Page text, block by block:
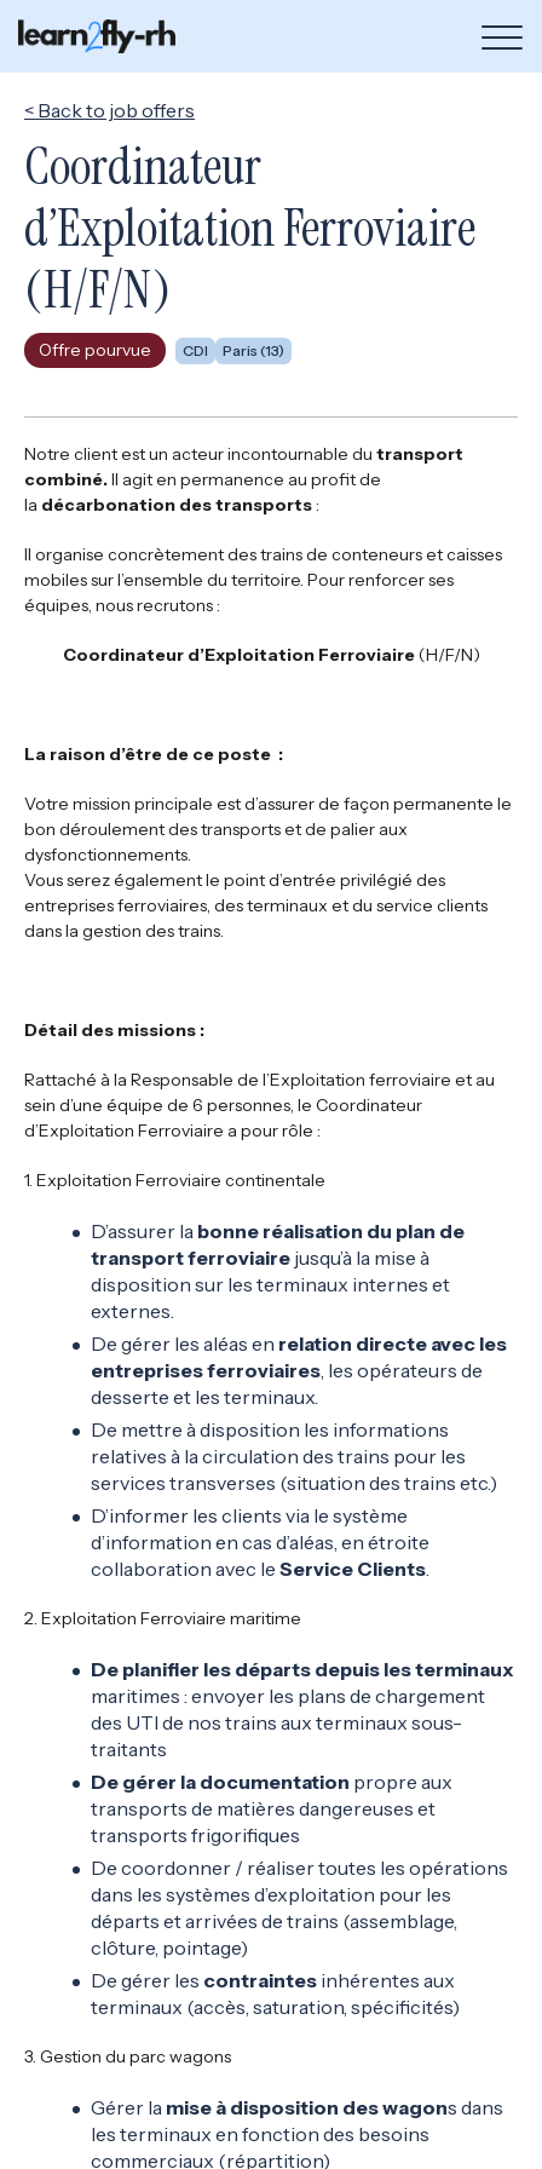
de
< Back to job offers
Coordinateur
d’Exploitation Ferroviaire
(H/F/N)
Offre pourvue CDI Paris (13)
Notre client est un acteur incontournable du transport
combiné.Il agit en permanence au profit de
la décarbonation des transports:
Il organise concrètement des trains de conteneurs et caisses
mobiles sur l’ensemble du territoire. Pour renforcer ses
équipes, nous recrutons :
Coordinateur d’Exploitation Ferroviaire(H/F/N)
La raison d’être de ce poste :
Votre mission principale est d’assurer de façon permanente le
bon déroulement des transports et de palier aux
dysfonctionnements.
Vous serez également le point d’entrée privilégié des
entreprises ferroviaires, des terminaux et du service clients
dans la gestion des trains.
Détail des missions :
Rattaché à la Responsable de l’Exploitation ferroviaire et au
sein d’une équipe de 6 personnes, le Coordinateur
d’Exploitation Ferroviaire a pour rôle :
1. Exploitation Ferroviaire continentale
D’assurer la bonne réalisation du plan de
transport ferroviaire jusqu’à la mise à
disposition sur les terminaux internes et
externes.
De gérer les aléas en relation directe avec les
entreprises ferroviaires, les opérateurs de
desserte et les terminaux.
De mettre à disposition les informations
relatives à la circulation des trains pour les
services transverses (situation des trains etc.)
D’informer les clients via le système
d’information en cas d’aléas, en étroite
collaboration avec le Service Clients.
2. Exploitation Ferroviaire maritime
De planifier les départs depuis les terminaux
maritimes : envoyer les plans de chargement
des UTI de nos trains aux terminaux sous-
traitants
De gérer la documentation propre aux
transports de matières dangereuses et
transports frigorifiques
De coordonner / réaliser toutes les opérations
dans les systèmes d’exploitation pour les
départs et arrivées de trains (assemblage,
clôture, pointage)
De gérer les contraintes inhérentes aux
terminaux (accès, saturation, spécificités)
3. Gestion du parc wagons
Gérer la mise à disposition des wagons dans
les terminaux en fonction des besoins
commerciaux (répartition)